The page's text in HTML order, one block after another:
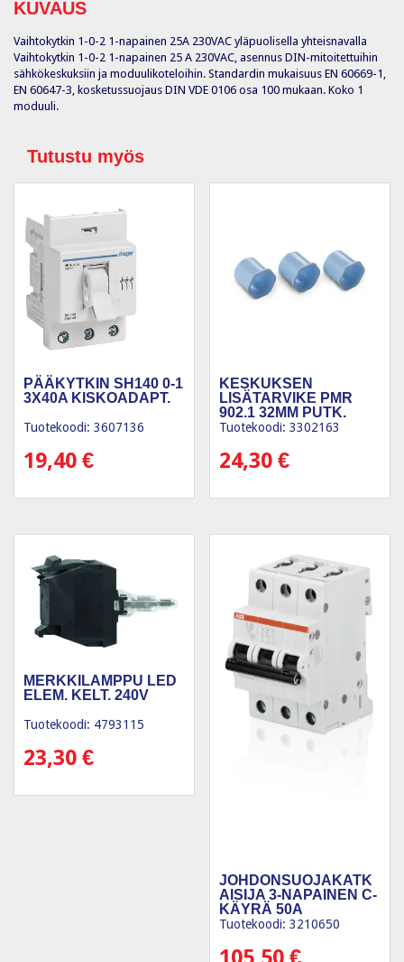
KUVAUS
Vaihtokytkin 1-0-2 1-napainen 25A 230VAC yläpuolisella yhteisnavalla
Vaihtokytkin 1-0-2 1-napainen 25 A 230VAC, asennus DIN-mitoitettuihin
sähkökeskuksiin ja moduulikoteloihin. Standardin mukaisuus EN 60669-1,
EN 60647-3, kosketussuojaus DIN VDE 0106 osa 100 mukaan. Koko 1
moduuli.
Tutustu myös
PÄÄKYTKIN SH140 0-1
3X40A KISKOADAPT.
Tuotekoodi: 3607136
19,40 €
KESKUKSEN
LISÄTARVIKE PMR
902.1 32MM PUTK.
50KPL
Tuotekoodi: 3302163
24,30€
MERKKILAMPPU LED
ELEM. KELT. 240V
Tuotekoodi: 4793115
23,30 €
JOHDONSUOJAKATK
AISIJA 3-NAPAINEN C-
KÄYRÄ 50A
Tuotekoodi: 3210650